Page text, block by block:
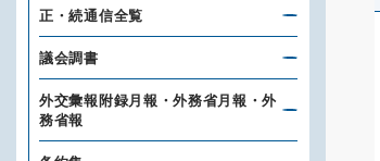
正・続通信全覧
議会調書
外交彙報附録月報・外務省月報・外
務省報